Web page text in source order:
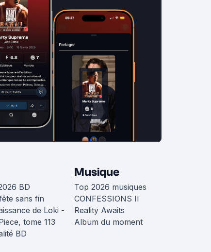
BD
sans fin
de Loki -
tome 113
BD
Musique
Top 2026 musiques
CONFESSIONS II
Reality Awaits
Album du moment